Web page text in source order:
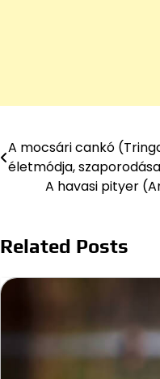
Bejegyzés
navigáció
A mocsári cankó
életmódja, szaporodása
A havasi pityer
Related Posts